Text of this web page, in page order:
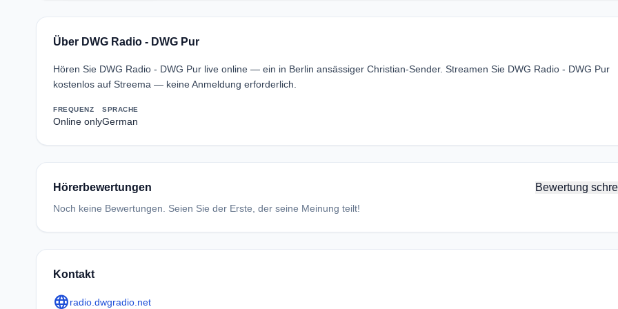
Über DWG Radio - DWG Pur
Hören Sie DWG Radio - DWG Pur live online — ein in Berlin ansässiger Christian-Sender. Streamen Sie DWG Radio - DWG Pur
kostenlos auf Streema — keine Anmeldung erforderlich.
FREQUENZ
Online only
SPRACHE
German
Hörerbewertungen Bewertung
Noch keine Bewertungen. Seien Sie der Erste, der seine Meinung teilt!
Kontakt
languageradio.dwgradio.net